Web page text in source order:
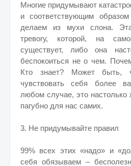
Многие придумывают
и соответствующим
делаем из мухи слона.
тревогу, которой, на
существует, либо она
беспокоиться не о чем.
Кто знает? Может быть,
чувствовать себя более
любом случае, это настолько
пагубно для нас самих.
3. Не придумывайте правил
99% всех этих «надо» и
себя обязываем –